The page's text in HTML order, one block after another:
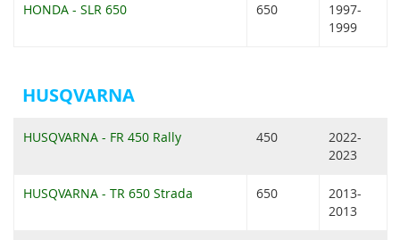
HONDA - SLR 650 650
1997-
1999
HUSQVARNA
HUSQVARNA - FR 450 Rally 450
2022-
2023
HUSQVARNA - TR 650 Strada 650
2013-
2013